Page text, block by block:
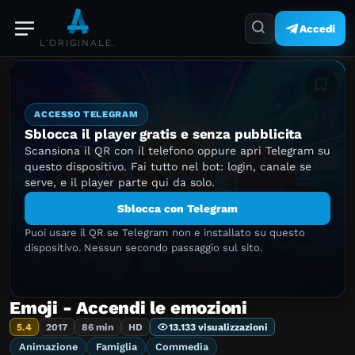
L'ORIGINALE.
Accedi
ACCESSO TELEGRAM
Sblocca il player gratis e senza pubblicita
Scansiona il QR con il telefono oppure apri Telegram su
questo dispositivo. Fai tutto nel bot: login, canale se
serve, e il player parte qui da solo.
Sblocca con Telegram
Puoi usare il QR se Telegram non e installato su questo
dispositivo. Nessun secondo passaggio sul sito.
Emoji - Accendi le emozioni
5.4 2017 86 min HD 13.133 visualizzazioni
Animazione Famiglia Commedia